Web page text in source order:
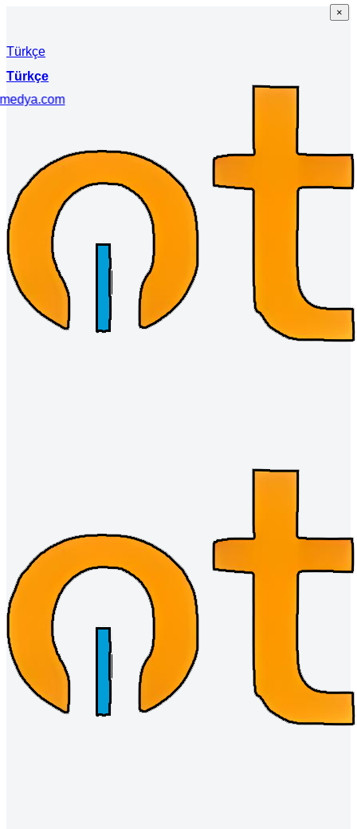
Türkçe
Türkçe
×
×